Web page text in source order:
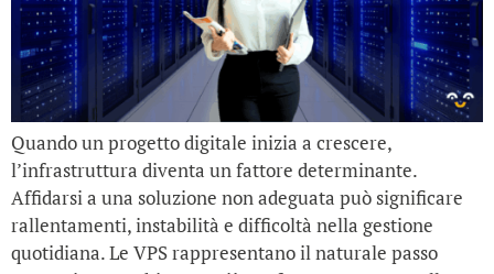
Quando un progetto digitale inizia a crescere,
l’infrastruttura diventa un fattore determinante.
Affidarsi a una soluzione non adeguata può significare
rallentamenti, instabilità e difficoltà nella gestione
quotidiana. Le VPS rappresentano il naturale passo